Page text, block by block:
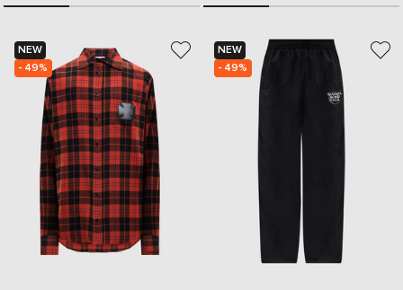
NEW
- 49%
NEW
- 49%